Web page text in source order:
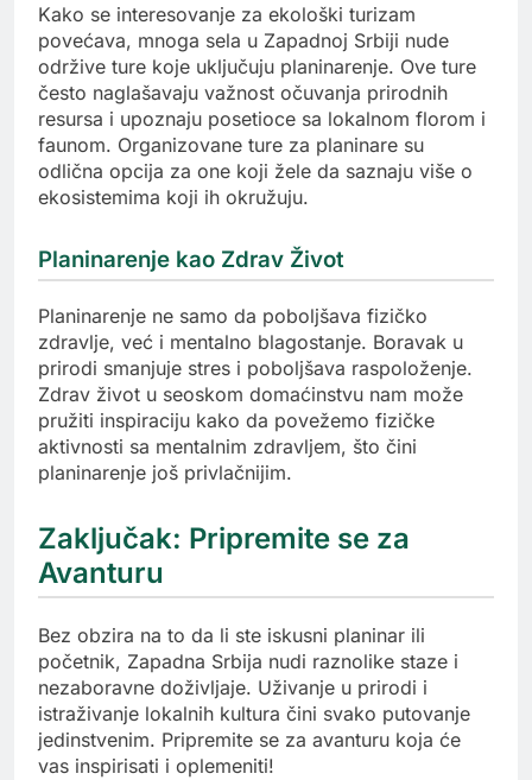
Kako se interesovanje za ekološki turizam
povećava, mnoga sela u Zapadnoj Srbiji nude
održive ture koje uključuju planinarenje. Ove ture
često naglašavaju važnost očuvanja prirodnih
resursa i upoznaju posetioce sa lokalnom florom i
faunom. Organizovane ture za planinare su
odlična opcija za one koji žele da saznaju više o
ekosistemima koji ih okružuju.
Planinarenje kao Zdrav Život
Planinarenje ne samo da poboljšava fizičko
zdravlje, već i mentalno blagostanje. Boravak u
prirodi smanjuje stres i poboljšava raspoloženje.
Zdrav život u seoskom domaćinstvu nam može
pružiti inspiraciju kako da povežemo fizičke
aktivnosti sa mentalnim zdravljem, što čini
planinarenje još privlačnijim.
Zaključak: Pripremite se za
Avanturu
Bez obzira na to da li ste iskusni planinar ili
početnik, Zapadna Srbija nudi raznolike staze i
nezaboravne doživljaje. Uživanje u prirodi i
istraživanje lokalnih kultura čini svako putovanje
jedinstvenim. Pripremite se za avanturu koja će
vas inspirisati i oplemeniti!